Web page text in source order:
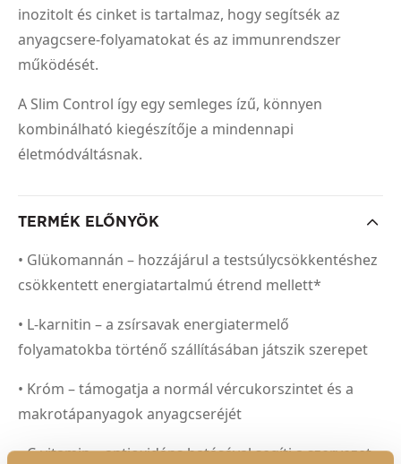
inozitolt és cinket is tartalmaz, hogy segítsék az
anyagcsere-folyamatokat és az immunrendszer
működését.
A Slim Control így egy semleges ízű, könnyen
kombinálható kiegészítője a mindennapi
életmódváltásnak.
TERMÉK ELŐNYÖK
• Glükomannán – hozzájárul a testsúlycsökkentéshez
csökkentett energiatartalmú étrend mellett*
• L-karnitin – a zsírsavak energiatermelő
folyamatokba történő szállításában játszik szerepet
• Króm – támogatja a normál vércukorszintet és a
makrotápanyagok anyagcseréjét
• C-vitamin – antioxidáns hatásával segíti a szervezet